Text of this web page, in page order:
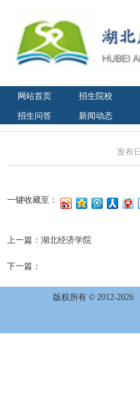
网站首页 招生院校
招生问答
新闻动态
发布
一键收藏至：
上一篇： 湖北经济学院
下一篇：
版权所有 © 2012-2026